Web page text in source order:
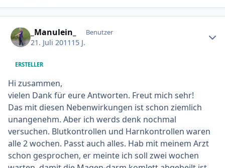
_Manulein_ Benutzer
21. Juli 2011 15 J.
ERSTELLER
Hi zusammen,
vielen Dank für eure Antworten. Freut mich sehr!
Das mit diesen Nebenwirkungen ist schon ziemlich
unangenehm. Aber ich werds denk nochmal
versuchen. Blutkontrollen und Harnkontrollen waren
alle 2 wochen. Passt auch alles. Hab mit meinem Arzt
schon gesprochen, er meinte ich soll zwei wochen